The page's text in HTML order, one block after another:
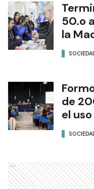
50.o
la
de
el
Ads